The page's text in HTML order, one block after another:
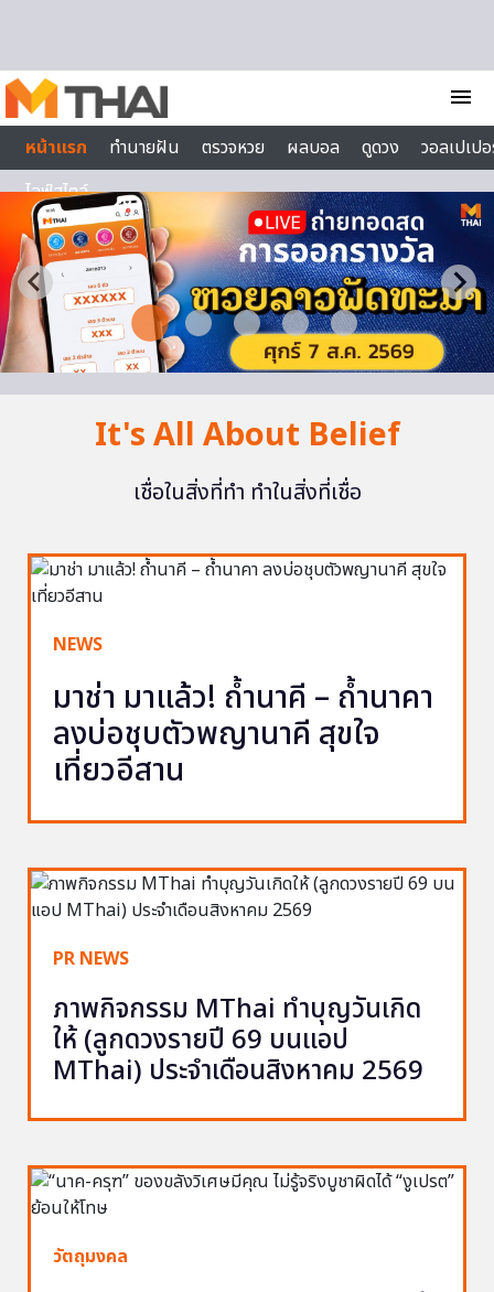
menu
หน้าแรก
ทำนายฝัน ตรวจหวย ผลบอล ดูดวง
วอลเปเป
ไลฟ์สไตล์
It's All About Belief
เชื่อในสิ่งที่ทำ ทำในสิ่งที่เชื่อ
NEWS
มาช่า มาแล้ว! ถ้ำนาคี – ถ้ำนาคา
ลงบ่อชุบตัวพญานาคี สุขใจ
เที่ยวอีสาน
PR NEWS
ภาพกิจกรรม MThai ทำบุญวันเกิด
ให้ (ลูกดวงรายปี 69 บนแอป
MThai) ประจำเดือนสิงหาคม 2569
วัตถุมงคล